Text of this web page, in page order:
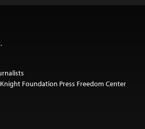
Foundation Press Freedom Center